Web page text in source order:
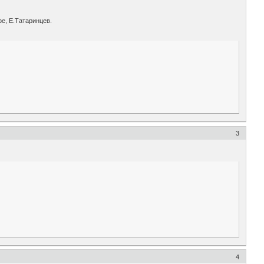
Е.Татаринцев.
3
4